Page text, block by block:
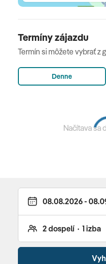
doplatku na polpenziu -
reštaurácii alebo
reštauráciách (vybrané
Escape Package : plná
nealkoholické nápoje •
občerstvenie• minibar
(hlavná reštaurácia s
(medzinárodná kuchyňa) •
(thajská) •Mahiya
butik • klenotníctvo •
• služby práčovne • služba
sauny • veľkosť wellness
fitness centrum • škola
surfovania • golf •
• kajak • vodné lyže •
Termíny zájazdu
Termín si môžete vybrať z
Denne
Načítava sa